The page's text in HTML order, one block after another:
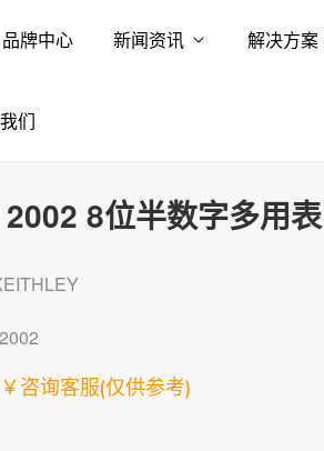
品牌中心 新闻资讯 解决方案
们
8位半数字多用表
咨询客服(仅供参考)